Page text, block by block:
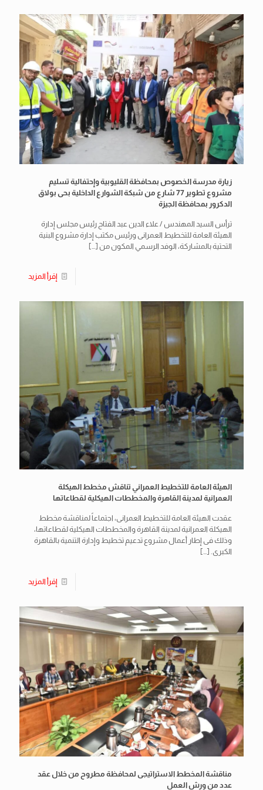
زيارة مدرسة الخصوص بمحافظة القليوبية وإحتفالية تسليم
مشروع تطوير 77 شارع من شبكة الشوارع الداخلية بحى بولاق
الدكرور بمحافظة الجيزة
ترأس السيد المهندس / علاء الدين عبد الفتاح رئيس مجلس إدارة
الهيئة العامة للتخطيط العمرانى ورئيس مكتب إدارة مشروع البنية
التحتية بالمشاركة، الوفد الرسمي المكون من […]
إقرأ المزيد
الهيئة العامة للتخطيط العمراني تناقش مخطط الهيكلة
العمرانية لمدينة القاهرة والمخططات الهيكلية لقطاعاتها
عقدت الهيئة العامة للتخطيط العمرانى، اجتماعاً لمناقشة مخطط
الهيكلة العمرانية لمدينة القاهرة والمخططات الهيكلية لقطاعاتها،
وذلك فى إطار أعمال مشروع تدعيم تخطيط وإدارة التنمية بالقاهرة
الكبرى. […]
إقرأ المزيد
مناقشة المخطط الاستراتيجى لمحافظة مطروح من خلال عقد
عدد من ورش العمل